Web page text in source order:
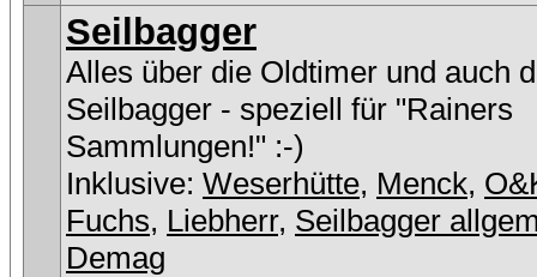
Seilbagger
Alles über die Oldtimer und auch
Seilbagger - speziell für "Rainers
Sammlungen!" :-)
Inklusive: Weserhütte, Menck,
Fuchs, Liebherr, Seilbagger
Demag